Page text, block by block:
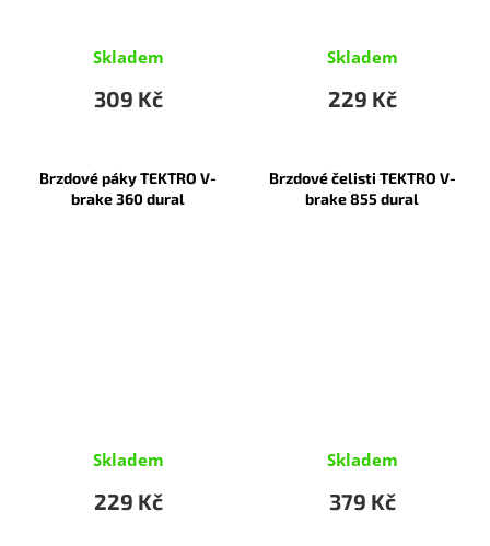
Skladem
309 Kč
Skladem
229 Kč
Brzdové páky TEKTRO V-
brake 360 dural
Skladem
229 Kč
Brzdové čelisti TEKTRO V-
brake 855 dural
Skladem
379 Kč